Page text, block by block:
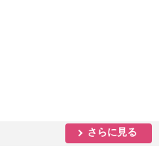
さらに見る